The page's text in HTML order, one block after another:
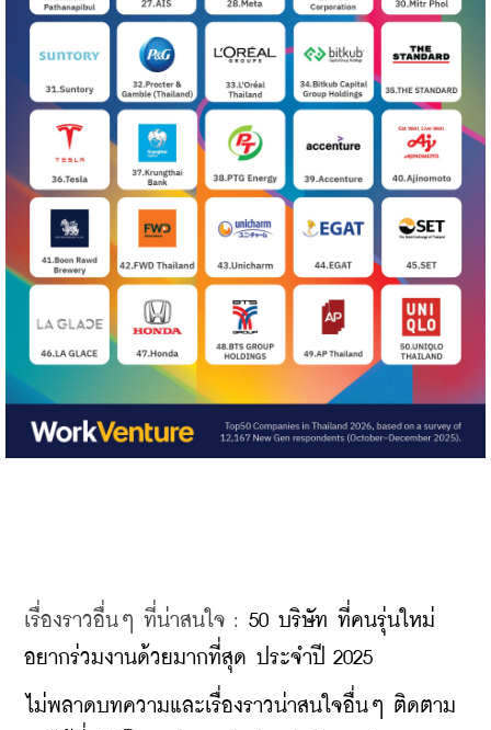
เรื่องราวอื่นๆ ที่น่าสนใจ : 50 บริษัท ที่คนรุ่นใหม่
อยากร่วมงานด้วยมากที่สุด ประจำปี 2025
ไม่พลาดบทความและเรื่องราวน่าสนใจอื่นๆ ติดตาม